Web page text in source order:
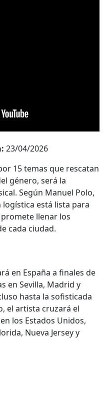
23/04/2026
15 temas que rescatan
género, será la
Según Manuel Polo,
está lista para
llenar los
cada ciudad.
en España a finales de
en Sevilla, Madrid y
hasta la sofisticada
el artista cruzará el
los Estados Unidos,
Nueva Jersey y